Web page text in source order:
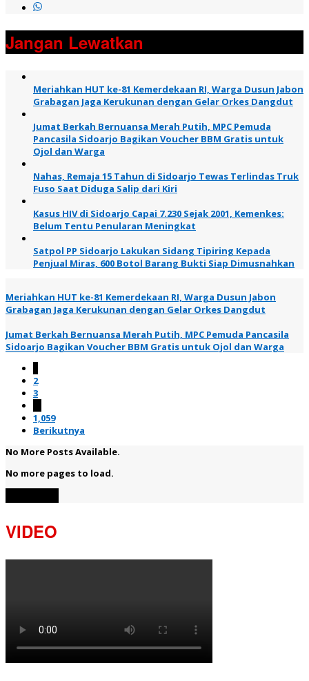
Jangan Lewatkan
Meriahkan HUT ke-81 Kemerdekaan RI, Warga Dusun Jabon
Grabagan Jaga Kerukunan dengan Gelar Orkes Dangdut
Jumat Berkah Bernuansa Merah Putih, MPC Pemuda
Pancasila Sidoarjo Bagikan Voucher BBM Gratis untuk
Ojol dan Warga
Nahas, Remaja 15 Tahun di Sidoarjo Tewas Terlindas Truk
Fuso Saat Diduga Salip dari Kiri
Kasus HIV di Sidoarjo Capai 7.230 Sejak 2001, Kemenkes:
Belum Tentu Penularan Meningkat
Satpol PP Sidoarjo Lakukan Sidang Tipiring Kepada
Penjual Miras, 600 Botol Barang Bukti Siap Dimusnahkan
Meriahkan HUT ke-81 Kemerdekaan RI, Warga Dusun Jabon
Grabagan Jaga Kerukunan dengan Gelar Orkes Dangdut
Jumat Berkah Bernuansa Merah Putih, MPC Pemuda Pancasila
Sidoarjo Bagikan Voucher BBM Gratis untuk Ojol dan Warga
2
3
1,059
Berikutnya
No More Posts Available.
No more pages to load.
VIDEO